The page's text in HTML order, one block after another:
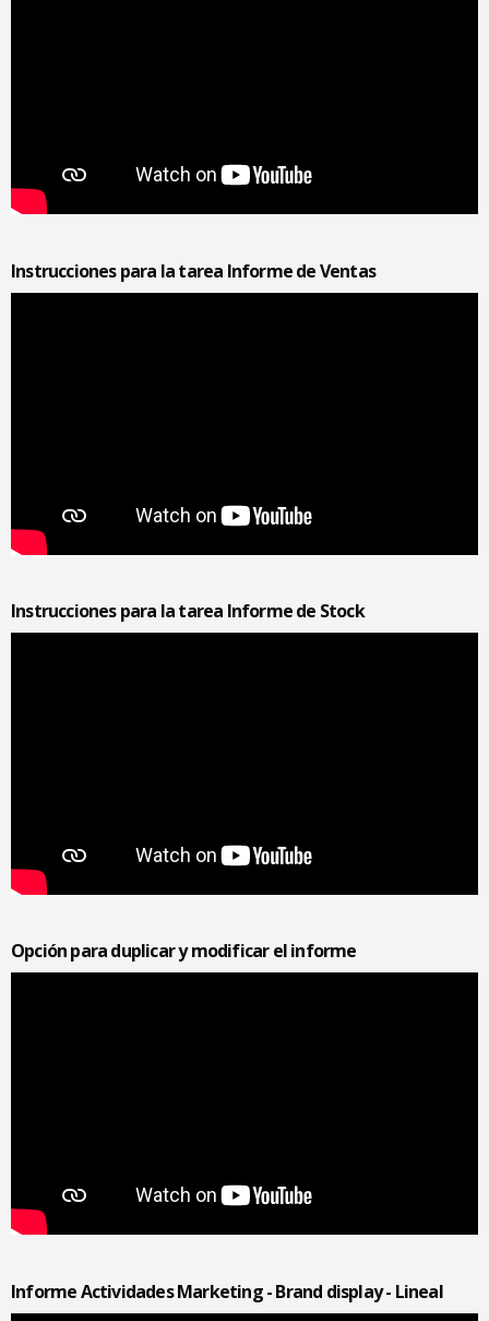
Instrucciones para la tarea Informe de Ventas
Instrucciones para la tarea Informe de Stock
Opción para duplicar y modificar el informe
Informe Actividades Marketing - Brand display - Lineal